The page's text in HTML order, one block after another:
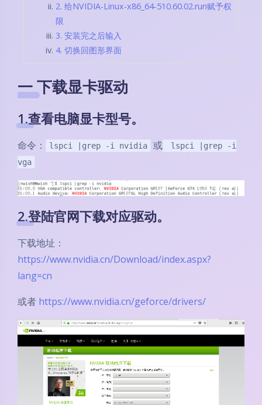
2. 给NVIDIA-Linux-x86_64-510.60.02.run赋予权
限
3. 安装完之后输入
4. 切换回图形界面
一 下载显卡驱动
1.查看电脑显卡型号。
命令： lspci |grep -i nvidia 或
lspci |grep -i
vga
2.登陆官网下载对应驱动。
下载地址：
https://www.nvidia.cn/Download/index.aspx?
lang=cn
或者 https://www.nvidia.cn/geforce/drivers/